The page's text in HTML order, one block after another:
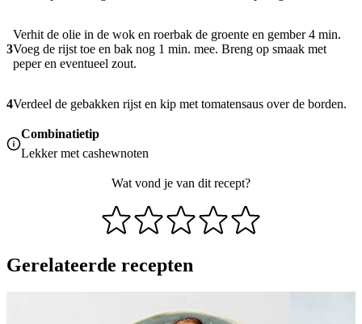
3
Verhit de olie in de wok en roerbak de groente en gember 4 min.
Voeg de rijst toe en bak nog 1 min. mee. Breng op smaak met
peper en eventueel zout.
4Verdeel de gebakken rijst en kip met tomatensaus over de borden.
Combinatietip
Lekker met cashewnoten
Wat vond je van dit recept?
Gerelateerde recepten